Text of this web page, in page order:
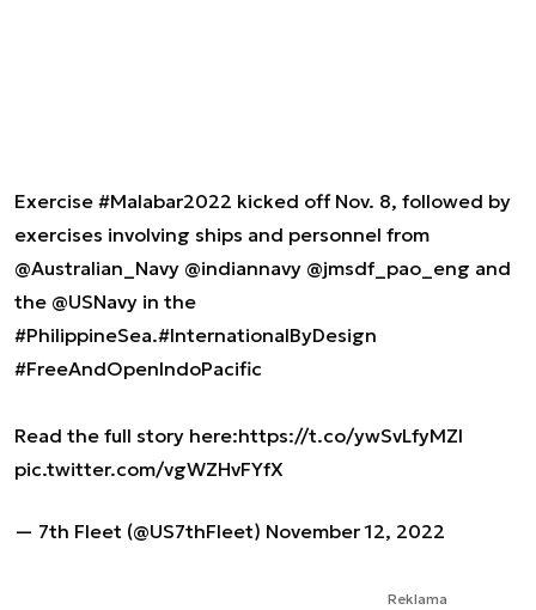
Exercise #Malabar2022 kicked off Nov. 8, followed by
exercises involving ships and personnel from
@Australian_Navy @indiannavy @jmsdf_pao_eng and
the @USNavy in the
#PhilippineSea.#InternationalByDesign
#FreeAndOpenIndoPacific
Read the full story here:https://t.co/ywSvLfyMZI
pic.twitter.com/vgWZHvFYfX
— 7th Fleet (@US7thFleet) November 12, 2022
Reklama